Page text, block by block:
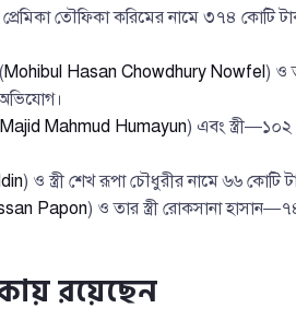
তৌফিকা করিমের নামে ৩৭৪ কোটি
Mohibul Hasan Chowdhury Nowfel) ও
Mahmud Humayun) এবং
) ও স্ত্রী শেখ রূপা চৌধুরীর নামে ৬৬ কোটি
Papon) ও তার স্ত্রী রোকসানা
রয়েছেন